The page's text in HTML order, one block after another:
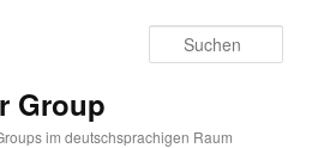
Group
im deutschsprachigen Raum